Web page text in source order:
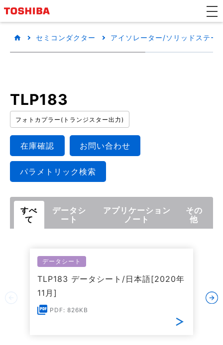
セミコンダクター アイソレーター/ソリッドステー
TLP183
フォトカプラー(トランジスター出力)
在庫確認 お問い合わせ
パラメトリック検索
すべ
て
データシ
ート
アプリケーション
ノート
その
他
データシート
TLP183 データシート/日本語[2020年
11月]
PDF: 826KB